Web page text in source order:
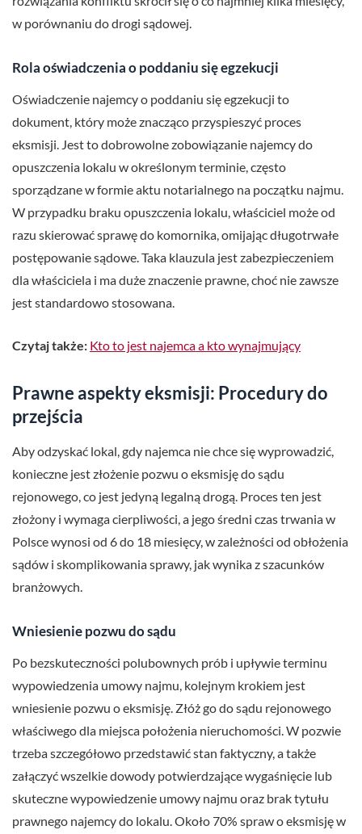
w porównaniu do drogi sądowej.
Rola oświadczenia o poddaniu się egzekucji
Oświadczenie najemcy o poddaniu się egzekucji to
dokument, który może znacząco przyspieszyć proces
eksmisji. Jest to dobrowolne zobowiązanie najemcy do
opuszczenia lokalu w określonym terminie, często
sporządzane w formie aktu notarialnego na początku najmu.
W przypadku braku opuszczenia lokalu, właściciel może od
razu skierować sprawę do komornika, omijając długotrwałe
postępowanie sądowe. Taka klauzula jest zabezpieczeniem
dla właściciela i ma duże znaczenie prawne, choć nie zawsze
jest standardowo stosowana.
Czytaj także: Kto to jest najemca a kto wynajmujący
Prawne aspekty eksmisji: Procedury do
przejścia
Aby odzyskać lokal, gdy najemca nie chce się wyprowadzić,
konieczne jest złożenie pozwu o eksmisję do sądu
rejonowego, co jest jedyną legalną drogą. Proces ten jest
złożony i wymaga cierpliwości, a jego średni czas trwania w
Polsce wynosi od 6 do 18 miesięcy, w zależności od obłożenia
sądów i skomplikowania sprawy, jak wynika z szacunków
branżowych.
Wniesienie pozwu do sądu
Po bezskuteczności polubownych prób i upływie terminu
wypowiedzenia umowy najmu, kolejnym krokiem jest
wniesienie pozwu o eksmisję. Złóż go do sądu rejonowego
właściwego dla miejsca położenia nieruchomości. W pozwie
trzeba szczegółowo przedstawić stan faktyczny, a także
załączyć wszelkie dowody potwierdzające wygaśnięcie lub
skuteczne wypowiedzenie umowy najmu oraz brak tytułu
prawnego najemcy do lokalu. Około 70% spraw o eksmisję w